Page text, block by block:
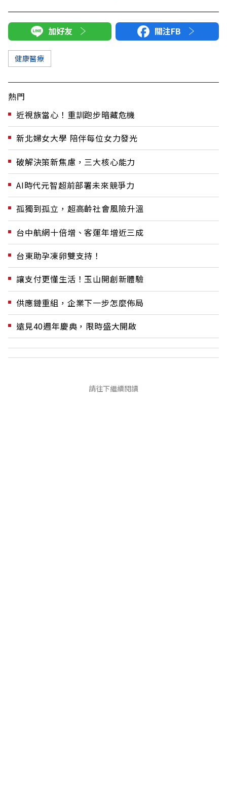
加好友 關注FB
健康醫療
熱門
近視族當心！重訓跑步暗藏危機
新北婦女大學 陪伴每位女力發光
破解決策新焦慮，三大核心能力
AI時代元智超前部署未來競爭力
孤獨到孤立，超高齡社會風險升溫
台中航網十倍增、客運年增近三成
台東助孕凍卵雙支持！
讓支付更懂生活！玉山開創新體驗
供應鏈重組，企業下一步怎麼佈局
遠見40週年慶典，限時盛大開啟
請往下繼續閱讀